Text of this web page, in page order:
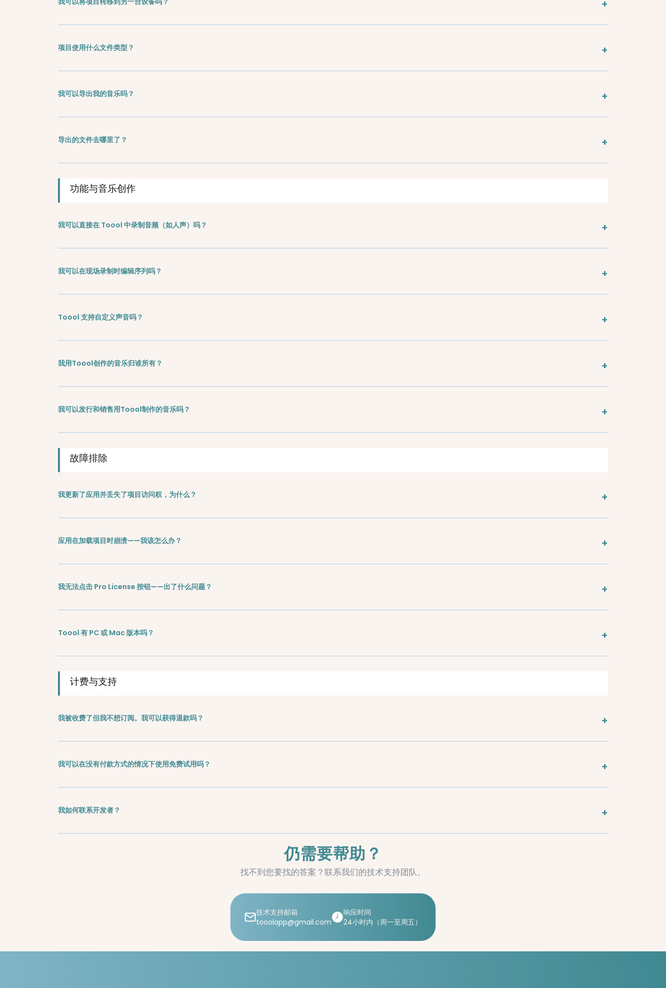
项目使用什么文件类型？
我可以导出我的音乐吗？
导出的文件去哪里了？
功能与音乐创作
我可以直接在 Toool 中录制音频（如人声）吗？
我可以在现场录制时编辑序列吗？
Toool 支持自定义声音吗？
我用Toool创作的音乐归谁所有？
我可以发行和销售用Toool制作的音乐吗？
故障排除
我更新了应用并丢失了项目访问权，为什么？
应用在加载项目时崩溃——我该怎么办？
我无法点击 Pro License 按钮——出了什么问题？
Toool 有 PC 或 Mac 版本吗？
计费与支持
我被收费了但我不想订阅。我可以获得退款吗？
我可以在没有付款方式的情况下使用免费试用吗？
我如何联系开发者？
仍需要帮助？
找不到您要找的答案？联系我们的技术支持团队。
技术支持邮箱
tooolapp@gmail.com
响应时间
24小时内（周一至周五）